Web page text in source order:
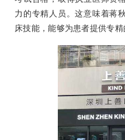
力的专精人员。这意味着蒋
床技能，能够为患者提供专精